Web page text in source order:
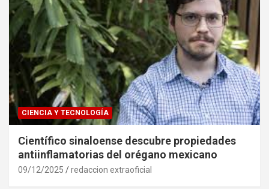
CIENCIA Y TECNOLOGÍA
Científico sinaloense descubre propiedades
antiinflamatorias del orégano mexicano
09/12/2025 redaccion extraoficial